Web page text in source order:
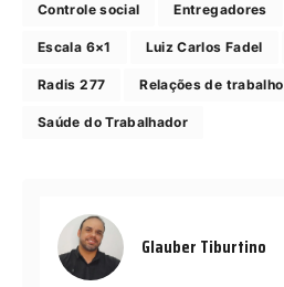
Controle social Entregadores
Escala 6×1 Luiz Carlos Fadel
Radis 277 Relações de trabalho
Saúde do Trabalhador
Glauber Tiburtino